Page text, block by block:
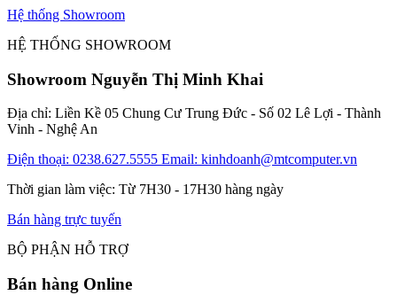
Hệ thống Showroom
HỆ THỐNG SHOWROOM
Showroom Nguyễn Thị Minh Khai
Địa chỉ: Liền Kề 05 Chung Cư Trung Đức - Số 02 Lê Lợi - Thành
Vinh - Nghệ An
Điện thoại: 0238.627.5555 Email: kinhdoanh@mtcomputer.vn
Thời gian làm việc: Từ 7H30 - 17H30 hàng ngày
Bán hàng trực tuyến
BỘ PHẬN HỖ TRỢ
Bán hàng Online